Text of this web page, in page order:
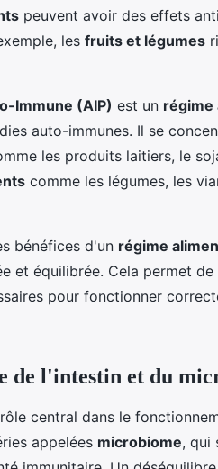
peuvent avoir des effets
les fruits et légumes
Immune (AIP) est un régime
auto-immunes. Il se
les produits laitiers, le
comme les légumes, les
bénéfices d'un régime
et équilibrée. Cela permet
pour fonctionner
de l'intestin et du
central dans le
appelées microbiome, qui